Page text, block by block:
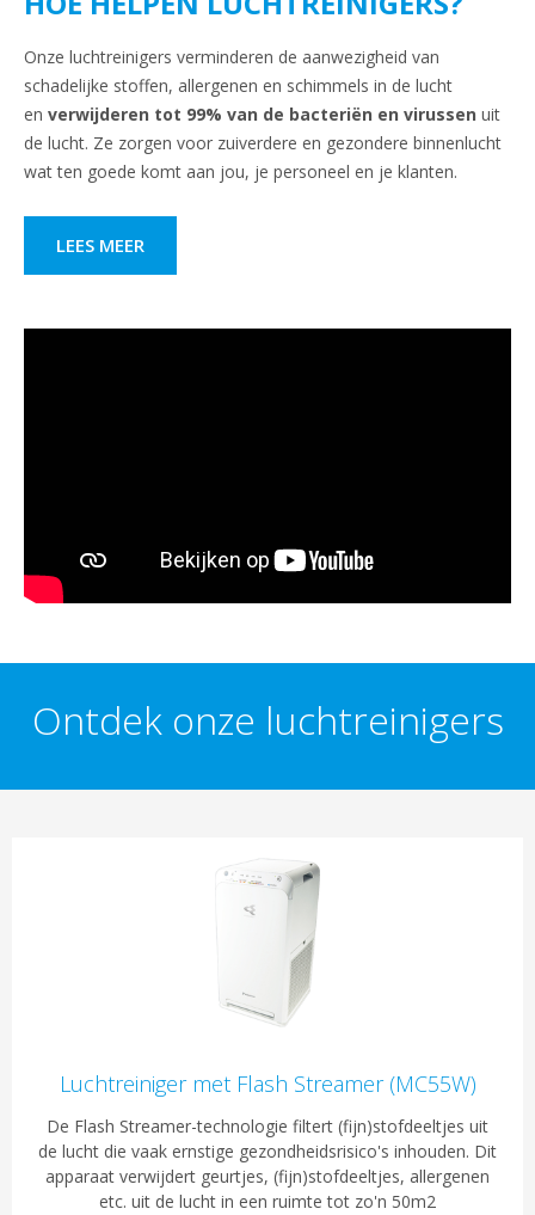
Onze luchtreinigers verminderen de aanwezigheid van
schadelijke stoffen, allergenen en schimmels in de lucht
en verwijderen tot 99% van de bacteriën en virussen uit
de lucht. Ze zorgen voor zuiverdere en gezondere binnenlucht
wat ten goede komt aan jou, je personeel en je klanten.
LEES MEER
Ontdek onze luchtreinigers
Luchtreiniger met Flash Streamer (MC55W)
De Flash Streamer-technologie filtert (fijn)stofdeeltjes uit
de lucht die vaak ernstige gezondheidsrisico's inhouden. Dit
apparaat verwijdert geurtjes, (fijn)stofdeeltjes, allergenen
etc. uit de lucht in een ruimte tot zo'n 50m2